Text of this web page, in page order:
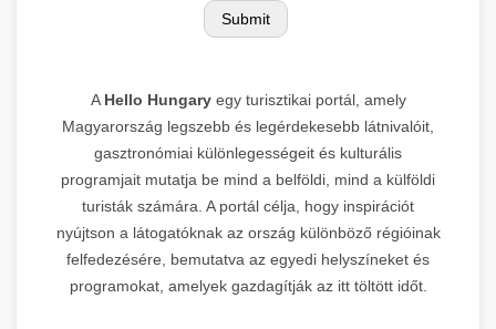
A Hello Hungaryegy turisztikai portál, amely
Magyarország legszebb és legérdekesebb látnivalóit,
gasztronómiai különlegességeit és kulturális
programjait mutatja be mind a belföldi, mind a külföldi
turisták számára. A portál célja, hogy inspirációt
nyújtson a látogatóknak az ország különböző régióinak
felfedezésére, bemutatva az egyedi helyszíneket és
programokat, amelyek gazdagítják az itt töltött időt.